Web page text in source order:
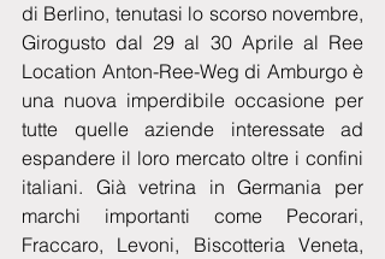
di Berlino, tenutasi lo scorso novembre,
Girogusto dal 29 al 30 Aprile al Ree
Location Anton-Ree-Weg di Amburgo è
una nuova imperdibile occasione per
tutte quelle aziende interessate ad
espandere il loro mercato oltre i confini
italiani. Già vetrina in Germania per
marchi importanti come Pecorari,
Fraccaro, Levoni, Biscotteria Veneta,